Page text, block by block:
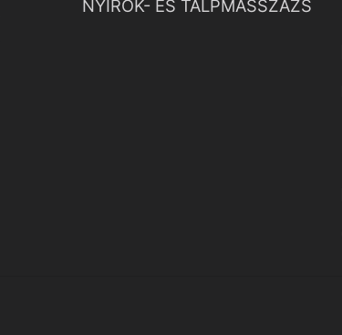
NYIROK- ÉS TALPMASSZÁZS